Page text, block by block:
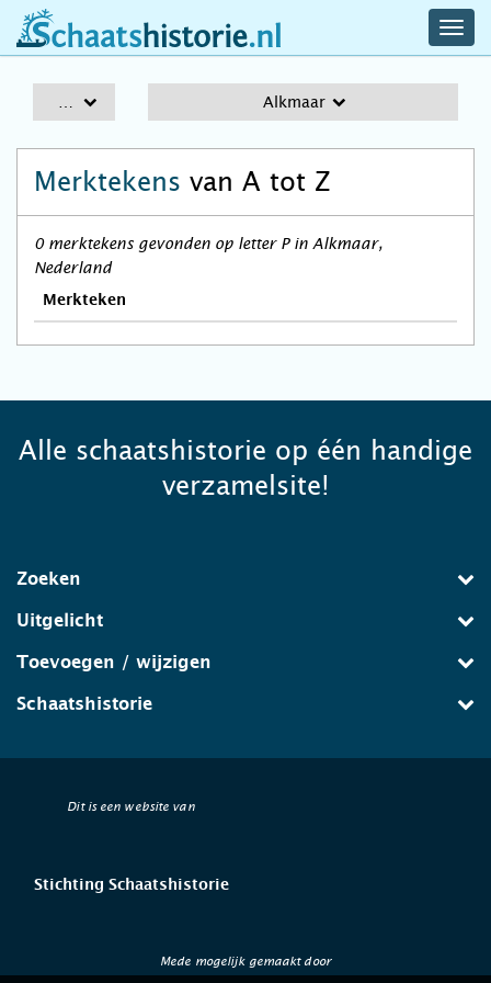
schaatshistorie.nl
Alkmaar
Merktekens van A tot Z
0 merktekens gevonden op letter P in Alkmaar,
Nederland
Merkteken
Alle schaatshistorie op één handige
verzamelsite!
Zoeken
Uitgelicht
Toevoegen / wijzigen
Schaatshistorie
Dit is een website van
Stichting Schaatshistorie
Mede mogelijk gemaakt door